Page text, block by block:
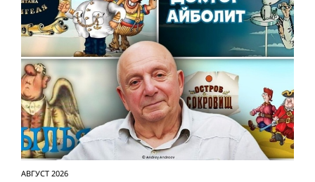
АВГУСТ 2026